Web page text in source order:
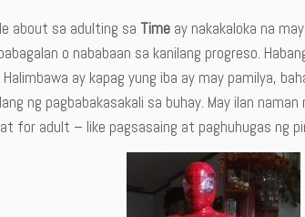
about sa adulting sa Time ay nakakaloka na
o nababaan sa kanilang progreso.
ay kapag yung iba ay may pamilya,
ng pagbabakasakali sa buhay. May ilan
for adult – like pagsasaing at paghuhugas ng